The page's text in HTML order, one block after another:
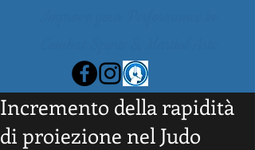
Incremento della rapidità
di proiezione nel Judo